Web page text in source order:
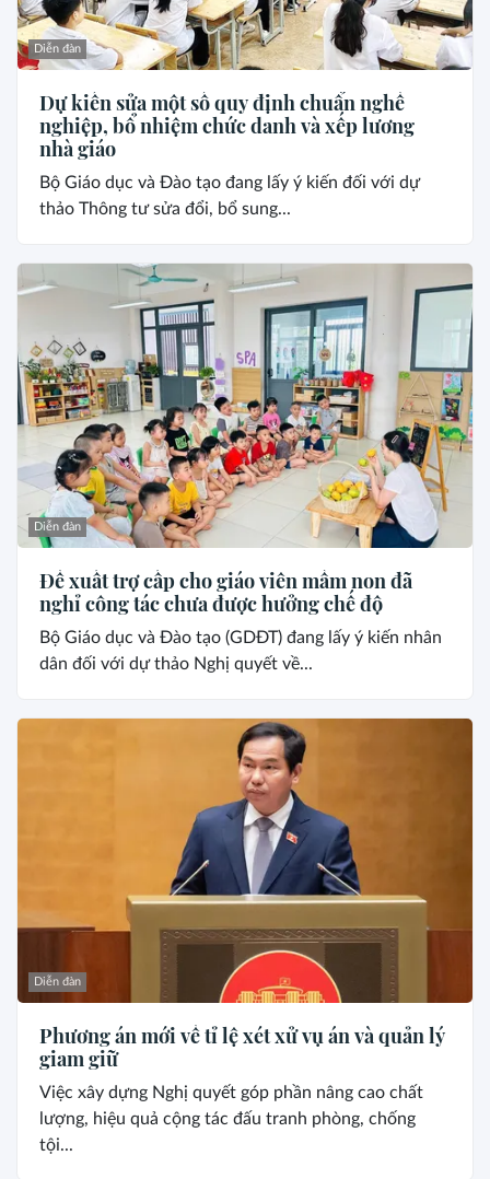
Diễn đàn
Dự kiến sửa một số quy định chuẩn nghề
nghiệp, bổ nhiệm chức danh và xếp lương
nhà giáo
Bộ Giáo dục và Đào tạo đang lấy ý kiến đối với dự
thảo Thông tư sửa đổi, bổ sung...
Diễn đàn
Đề xuất trợ cấp cho giáo viên mầm non đã
nghỉ công tác chưa được hưởng chế độ
Bộ Giáo dục và Đào tạo (GDĐT) đang lấy ý kiến nhân
dân đối với dự thảo Nghị quyết về...
Diễn đàn
Phương án mới về tỉ lệ xét xử vụ án và quản lý
giam giữ
Việc xây dựng Nghị quyết góp phần nâng cao chất
lượng, hiệu quả cộng tác đấu tranh phòng, chống
tội...